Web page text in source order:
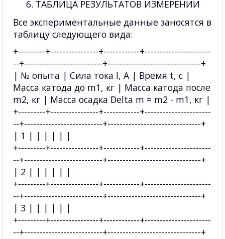
ТАБЛИЦА РЕЗУЛЬТАТОВ ИЗМЕРЕНИЙ
Все экспериментальные данные заносятся в
таблицу следующего вида:
+---------+----------------+------------+----------------------
--+--------------------------+-------------------------------+
| № опыта | Сила тока I, А | Время t, с |
Масса катода до m1, кг | Масса катода после
m2, кг | Масса осадка Delta m = m2 - m1, кг |
+---------+----------------+------------+----------------------
--+--------------------------+-------------------------------+
| 1 | | | | | |
+---------+----------------+------------+----------------------
--+--------------------------+-------------------------------+
| 2 | | | | | |
+---------+----------------+------------+----------------------
--+--------------------------+-------------------------------+
| 3 | | | | | |
+---------+----------------+------------+----------------------
--+--------------------------+-------------------------------+